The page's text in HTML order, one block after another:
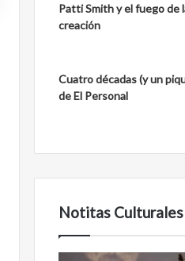
Patti Smith y el fuego de
creación
Cuatro décadas (y un
de El Personal
Notitas Culturales